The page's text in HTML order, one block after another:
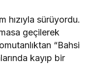
hızıyla sürüyordu.
geçilerek
“Bahsi
kayıp bir